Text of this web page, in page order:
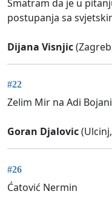
Smatram da je u
postupanja sa
Dijana Visnjic
#22
Zelim Mir na Adi Bojani
Goran Djalovic
#26
Ćatović Nermin